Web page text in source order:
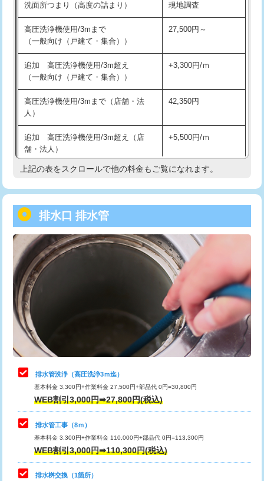
バスタブ設置 現場見積
追加人工 16,500円
廃棄・処分
※給水管工事は20mmまでの価格です。
給水管工事※（ホール加工) 16,500円
給水管工事※（バンド止め)
給水管工事※（支持金具設置) 5,500円
給水管工事※（保温材使用（バンド止
め込み）)
5,500円
給水管工事※（土の掘削・埋め戻し作
業)
11,000円
給水管工事※（塩ビ管（VP・HI）使
用/3ｍまで)
用（追加）/3ｍ超え)
給水管工事※（ライニング鋼管・銅
管・ポリ管・HT管使用/3ｍまで)
44,000円
給水管工事※（ライニング鋼管・銅
管・ポリ管・HT管使用/3ｍ超え)
+8,800円
排水管工事（土の掘削・埋め戻し作
業）
11,000円~
排水管工事（排水管工事/3ｍまで） 55,000円
排水管工事（追加 排水管工事/3ｍ超
え）
マス交換（土の掘削・埋め戻し作業）
マス交換（深さ50㎝未満）
マス交換（深さ50㎝以上）
コンクリート斫り（厚さ10㎝まで）
洗面所つまり（高度の詰まり） 現地調査
高圧洗浄機使用/3mまで
（一般向け（戸建て・集合））
27,500円～
追加 高圧洗浄機使用/3m超え
（一般向け（戸建て・集合））
+3,300円/ｍ
高圧洗浄機使用/3mまで（店舗・法
人）
42,350円
追加 高圧洗浄機使用/3m超え（店
舗・法人）
+5,500円/ｍ
高度高圧洗浄換 現地調査
トーラー機使用/3mまで
追加トーラー機使用/3m超え +3,300円
カメラ調査 33,000円
桝清掃 8,800円
止水・漏水調査・防水処理・清掃・修
理・調整・分解・加工など（軽作業）
11,000円
止水・漏水調査・防水処理・清掃・修
理・調整・分解・加工など（中作業）
22,000円
止水・漏水調査・防水処理・清掃・修
理・調整・分解・加工など（重作業）
33,000円
その他部品の脱着
交換・取付（タンク）
交換・取付(単水栓（壁付・デッキ
上記の表をスクロールで他の料金もご覧になれます。
排水口 排水管
排水管洗浄（高圧洗浄3ｍ迄）
基本料金 3,300円+作業料金 27,500円+部品代 0円=30,800円
WEB割引3,000円➡27,800円(税込)
排水管工事（8ｍ）
基本料金 3,300円+作業料金 110,000円+部品代 0円=113,300円
WEB割引3,000円➡110,300円(税込)
排水桝交換（1箇所）